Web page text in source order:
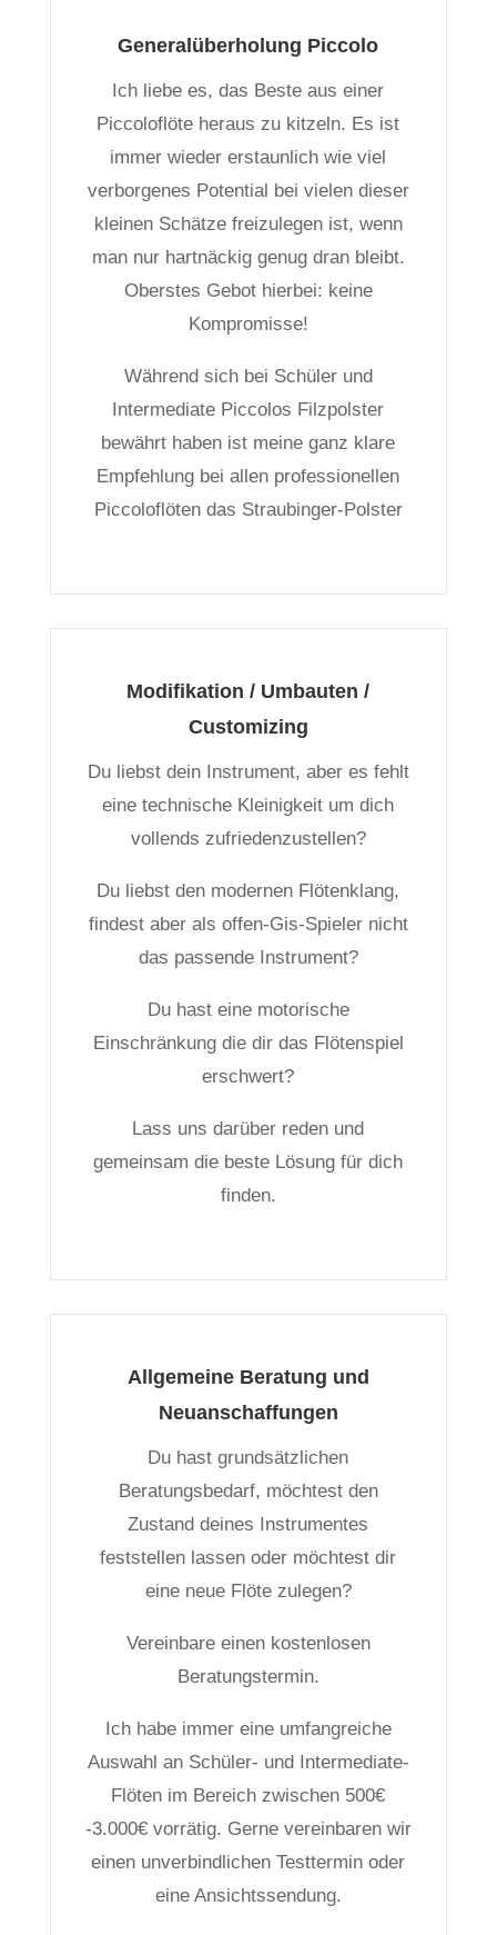
Generalüberholung Piccolo
Ich liebe es, das Beste aus einer
Piccoloflöte heraus zu kitzeln. Es ist
immer wieder erstaunlich wie viel
verborgenes Potential bei vielen dieser
kleinen Schätze freizulegen ist, wenn
man nur hartnäckig genug dran bleibt.
Oberstes Gebot hierbei: keine
Kompromisse!
Während sich bei Schüler und
Intermediate Piccolos Filzpolster
bewährt haben ist meine ganz klare
Empfehlung bei allen professionellen
Piccoloflöten das Straubinger-Polster
Modifikation / Umbauten /
Customizing
Du liebst dein Instrument, aber es fehlt
eine technische Kleinigkeit um dich
vollends zufriedenzustellen?
Du liebst den modernen Flötenklang,
findest aber als offen-Gis-Spieler nicht
das passende Instrument?
Du hast eine motorische
Einschränkung die dir das Flötenspiel
erschwert?
Lass uns darüber reden und
gemeinsam die beste Lösung für dich
finden.
Allgemeine Beratung und
Neuanschaffungen
Du hast grundsätzlichen
Beratungsbedarf, möchtest den
Zustand deines Instrumentes
feststellen lassen oder möchtest dir
eine neue Flöte zulegen?
Vereinbare einen kostenlosen
Beratungstermin.
Ich habe immer eine umfangreiche
Auswahl an Schüler- und Intermediate-
Flöten im Bereich zwischen 500€
-3.000€ vorrätig. Gerne vereinbaren wir
einen unverbindlichen Testtermin oder
eine Ansichtssendung.